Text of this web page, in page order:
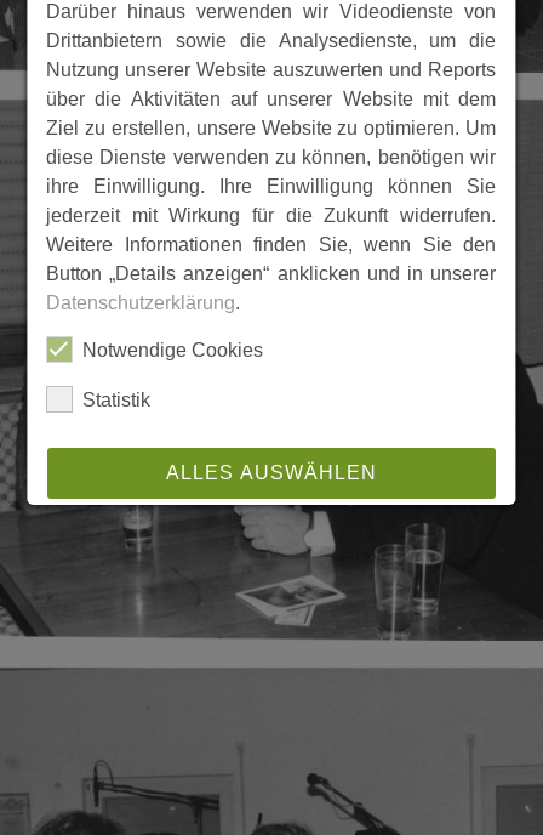
Darüber hinaus verwenden wir Videodienste von
Drittanbietern sowie die Analysedienste, um die
Nutzung unserer Website auszuwerten und Reports
über die Aktivitäten auf unserer Website mit dem
Ziel zu erstellen, unsere Website zu optimieren. Um
diese Dienste verwenden zu können, benötigen wir
ihre Einwilligung. Ihre Einwilligung können Sie
jederzeit mit Wirkung für die Zukunft widerrufen.
Weitere Informationen finden Sie, wenn Sie den
Button „Details anzeigen“ anklicken und in unserer
Datenschutzerklärung.
Notwendige Cookies
Statistik
ALLES AUSWÄHLEN
ABLEHNEN
SPEICHERN
Details anzeigen